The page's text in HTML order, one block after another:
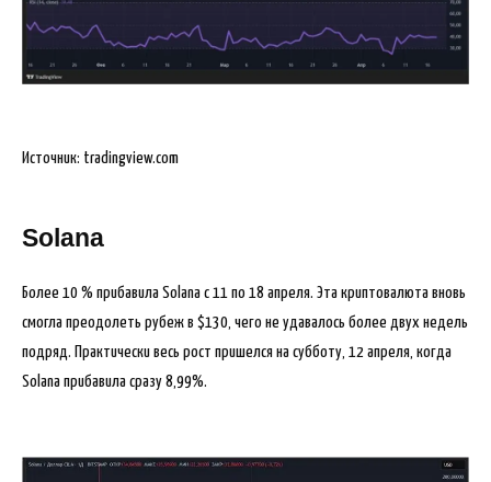
Источник: tradingview.com
Solana
Более 10 % прибавила Solana с 11 по 18 апреля. Эта криптовалюта вновь
смогла преодолеть рубеж в $130, чего не удавалось более двух недель
подряд. Практически весь рост пришелся на субботу, 12 апреля, когда
Solana прибавила сразу 8,99%.